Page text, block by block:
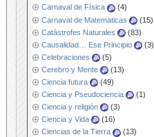
Carnaval de Física
(4)
Carnaval de Matematicas
(15)
Catástrofes Naturales
(83)
Causalidad… Ese Principio
(3)
Celebraciones
(5)
Cerebro y Mente
(13)
Ciencia futura
(49)
Ciencia y Pseudociencia
(1)
Ciencia y religión
(3)
Ciencia y Vida
(16)
Ciencias de la Tierra
(13)